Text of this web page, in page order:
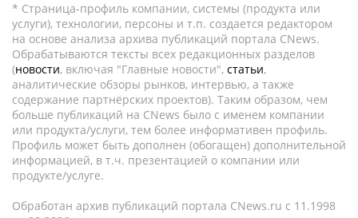
* Страница-профиль компании, системы (продукта или
услуги), технологии, персоны и т.п. создается редактором
на основе анализа архива публикаций портала CNews.
Обрабатываются тексты всех редакционных разделов
(новости, включая "Главные новости", статьи,
аналитические обзоры рынков, интервью, а также
содержание партнёрских проектов). Таким образом, чем
больше публикаций на CNews было с именем компании
или продукта/услуги, тем более информативен профиль.
Профиль может быть дополнен (обогащен) дополнительной
информацией, в т.ч. презентацией о компании или
продукте/услуге.
Обработан архив публикаций портала CNews.ru c 11.1998